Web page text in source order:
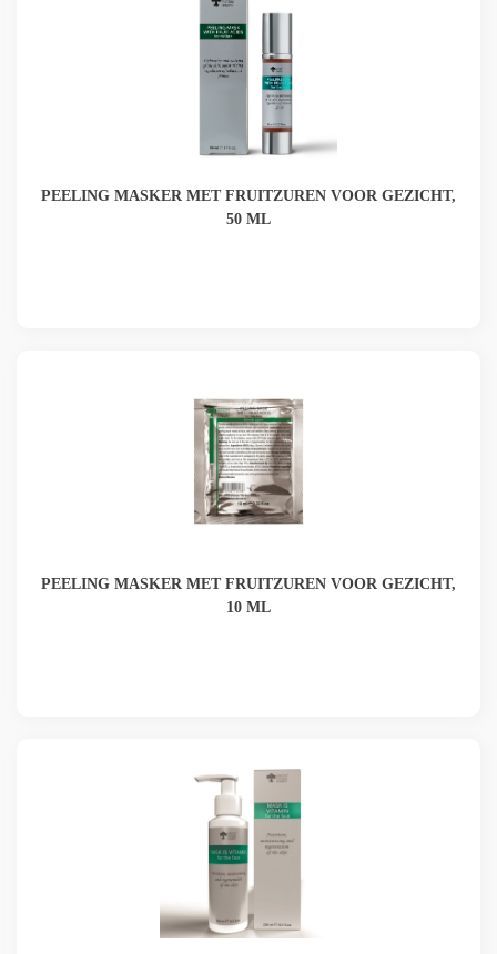
PEELING MASKER MET FRUITZUREN VOOR GEZICHT,
50 ML
PEELING MASKER MET FRUITZUREN VOOR GEZICHT,
10 ML